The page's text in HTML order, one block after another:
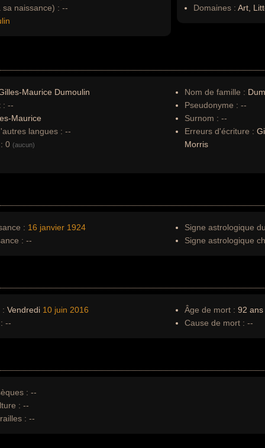
sa naissance) : --
Domaines : Art,
Maurice Dumoulin
: --
Maurice
langues : --
0 (aucun)
Nom de famille :
Pseudonyme : --
Surnom : --
Erreurs d'écriture :
Morris
: 16 janvier 1924
: --
Signe astrologique
Signe astrologique
: Vendredi 10 juin 2016
--
Âge de mort : 92 ans
Cause de mort : --
: --
: --
: --